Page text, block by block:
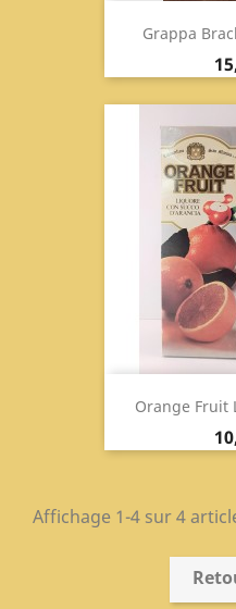
Grappa
Orange Fruit
Affichage 1-4 sur 4